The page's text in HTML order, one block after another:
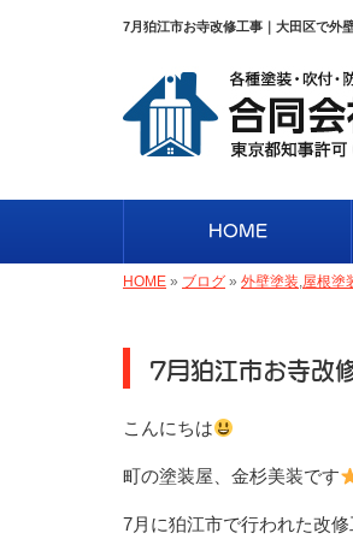
7月狛江市お寺改修工事｜大田区で外
HOME
HOME » ブログ » 外壁塗装,屋根塗
7月狛江市お寺改
こんにちは
町の塗装屋、金杉美装です
7月に狛江市で行われた改修